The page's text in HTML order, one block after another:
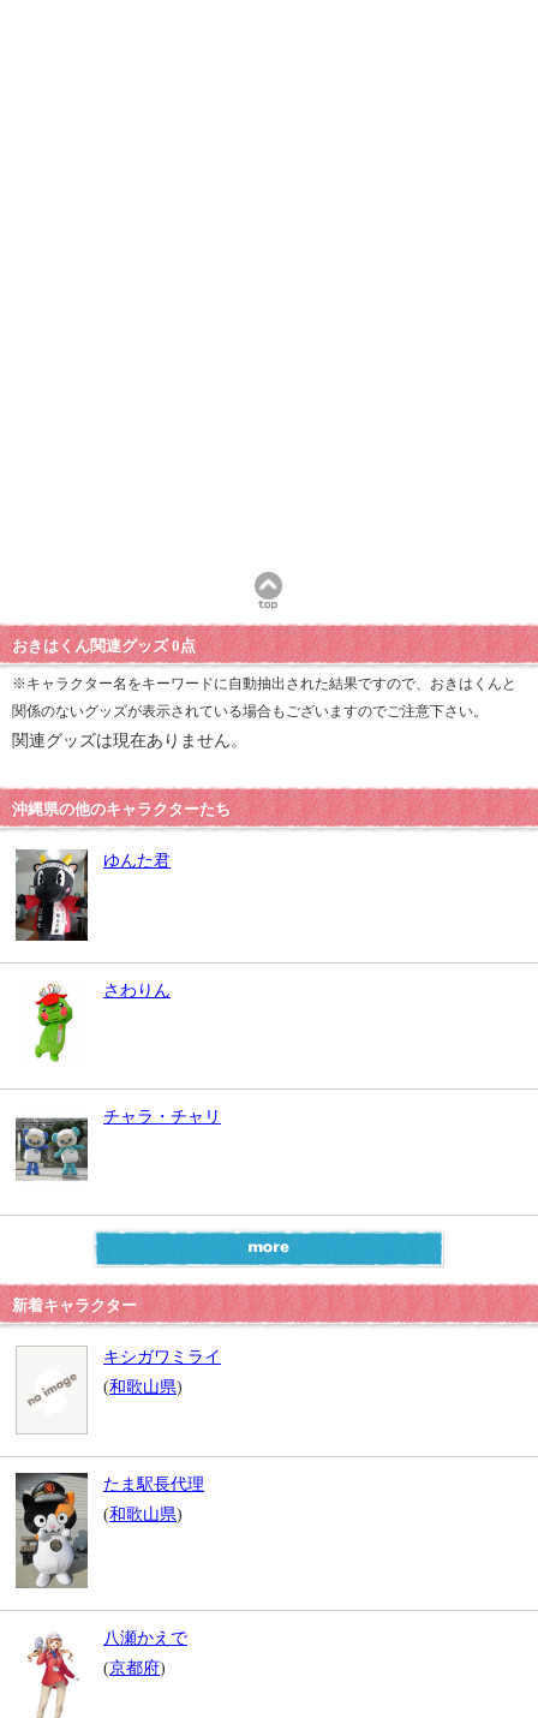
おきはくん関連グッズ 0点
※キャラクター名をキーワードに自動抽出された結果ですので、おきはくんと
関係のないグッズが表示されている場合もございますのでご注意下さい。
関連グッズは現在ありません。
沖縄県の他のキャラクターたち
ゆんた君
さわりん
チャラ・チャリ
新着キャラクター
キシガワミライ
(和歌山県)
たま駅長代理
(和歌山県)
八瀬かえで
(京都府)